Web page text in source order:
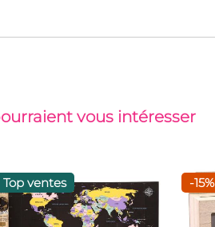
vous intéresser
Top ventes -15%